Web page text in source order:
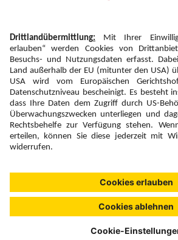
Newsletter:
Anmelden
Fairness und
Unsere Inhalte:
Meldung
Copyright © 2026 DERTOUR